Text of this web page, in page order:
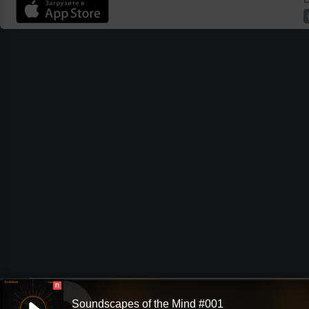
П
Soundscapes of the Mind #001